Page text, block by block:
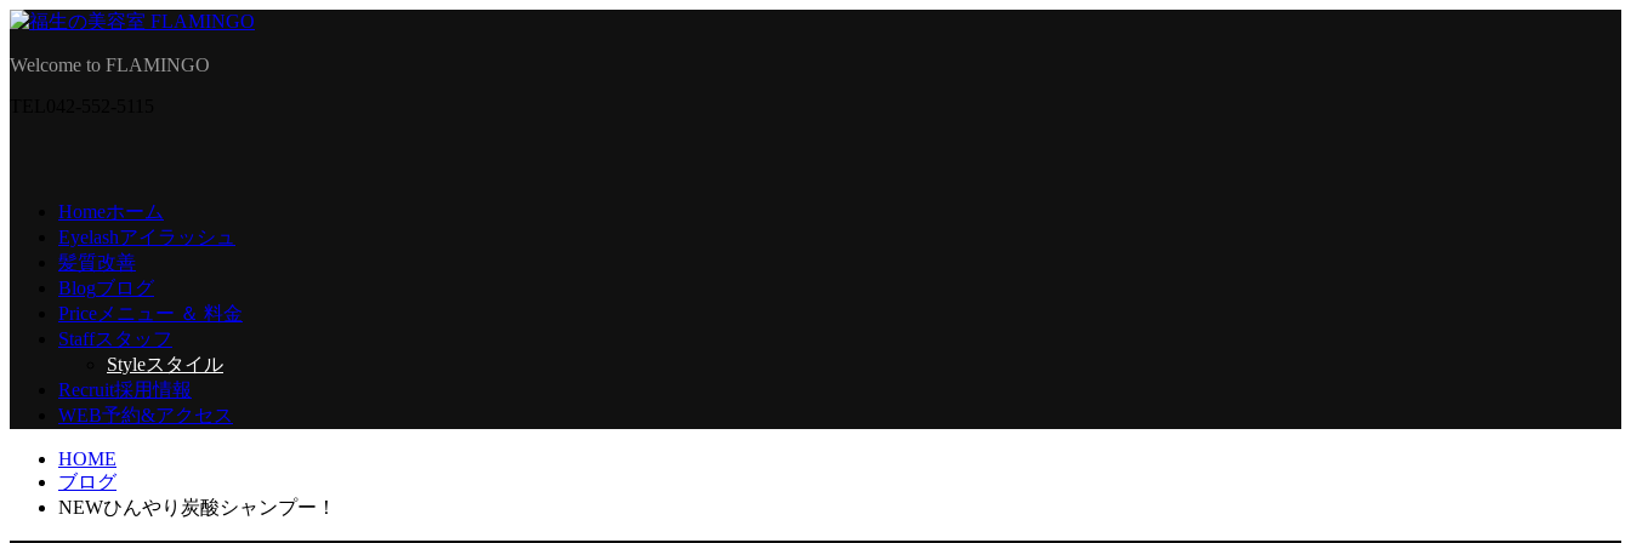
Welcome to FLAMINGO
Homeホーム
Eyelashアイラッシュ
髪質改善
Blogブログ
Price メニュー ＆ 料金
Staffスタッフ
Styleスタイル
Recruit採用情報
WEB予約&アクセス
HOME
ブログ
NEWひんやり炭酸シャンプー！